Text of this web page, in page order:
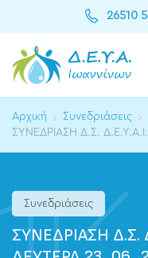
26510
Αρχική
Συνεδριάσεις
ΣΥΝΕΔΡΙΑΣΗ Δ.Σ.
Συνεδριάσεις
ΣΥΝΕΔΡΙΑΣΗ Δ.Σ.